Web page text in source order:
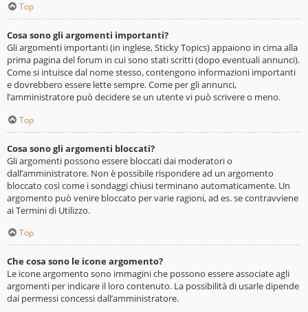
Top
Cosa sono gli argomenti importanti?
Gli argomenti importanti (in inglese, Sticky Topics) appaiono in cima alla
prima pagina del forum in cui sono stati scritti (dopo eventuali annunci).
Come si intuisce dal nome stesso, contengono informazioni importanti
e dovrebbero essere lette sempre. Come per gli annunci,
l’amministratore può decidere se un utente vi può scrivere o meno.
Top
Cosa sono gli argomenti bloccati?
Gli argomenti possono essere bloccati dai moderatori o
dall’amministratore. Non è possibile rispondere ad un argomento
bloccato così come i sondaggi chiusi terminano automaticamente. Un
argomento può venire bloccato per varie ragioni, ad es. se contravviene
ai Termini di Utilizzo.
Top
Che cosa sono le icone argomento?
Le icone argomento sono immagini che possono essere associate agli
argomenti per indicare il loro contenuto. La possibilità di usarle dipende
dai permessi concessi dall’amministratore.